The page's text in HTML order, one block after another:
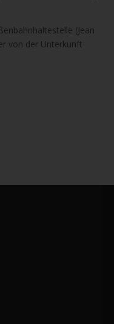
(Jean
von der Unterkunft